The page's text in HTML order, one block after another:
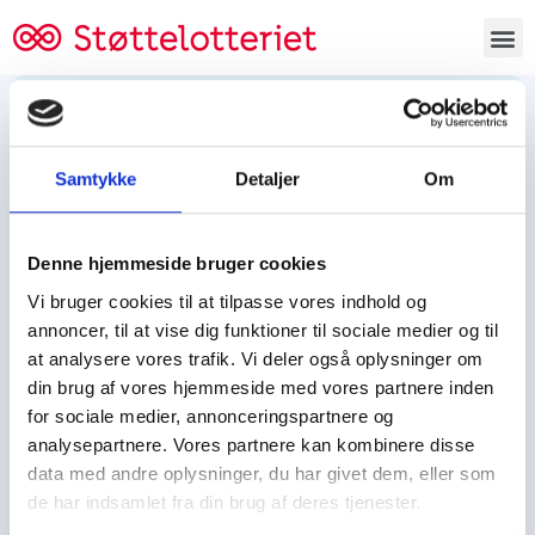
Samtykke Detaljer Om
Denne hjemmeside bruger cookies
Vi bruger cookies til at tilpasse vores indhold og
annoncer, til at vise dig funktioner til sociale medier og til
at analysere vores trafik. Vi deler også oplysninger om
din brug af vores hjemmeside med vores partnere inden
for sociale medier, annonceringspartnere og
analysepartnere. Vores partnere kan kombinere disse
data med andre oplysninger, du har givet dem, eller som
de har indsamlet fra din brug af deres tjenester.
Tjen penge og støt
Tjen penge til:
Spejdere/spejdergruppen/FDF’ere, m.fl.
Kontor
Tjenpengeogstoet.dk
Ejby Industrivej 91
DK – 2600 Glostrup
CVR: 19347508